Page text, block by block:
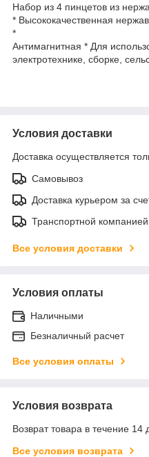
Набор из 4 пинцетов из
* Высококачественная
*
Антимагнитная * Для
электротехнике, сборке,
Условия доставки
Доставка осуществляется
Самовывоз
Доставка курьером за
Транспортной компанией
Все условия доставки
Условия оплаты
Наличными
Безналичный расчет
Все условия оплаты
Условия возврата
Возврат товара в течение 14
Все условия возврата